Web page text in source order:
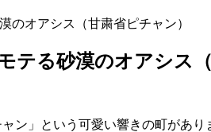
のオアシス（甘粛省ピチャン）
テる砂漠のオアシス
ン」という可愛い響きの町があ